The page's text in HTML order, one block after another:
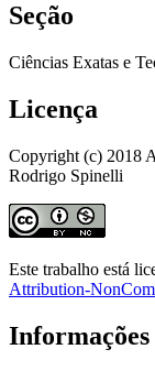
Seção
Ciências Exatas e
Licença
Copyright (c) 2018
Rodrigo Spinelli
Este trabalho está
Attribution-
Informações